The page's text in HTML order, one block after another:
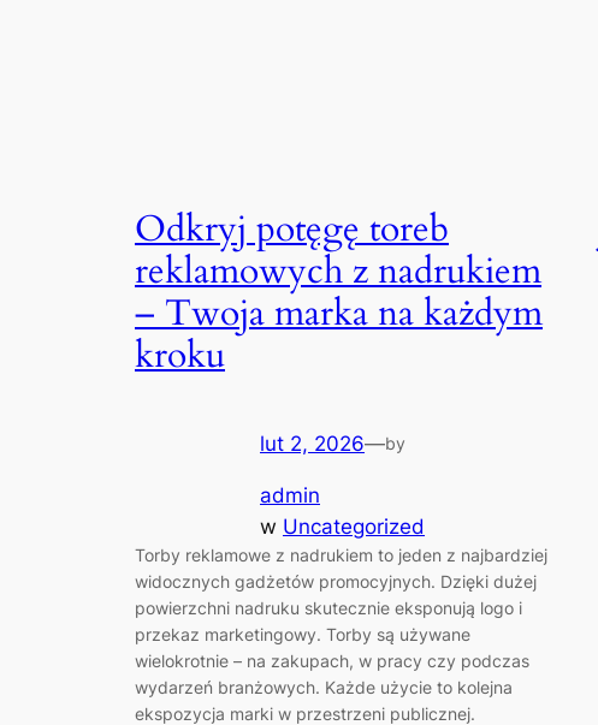
Odkryj potęgę toreb
reklamowych z nadrukiem
– Twoja marka na każdym
kroku
lut 2, 2026—by
admin
w Uncategorized
Torby reklamowe z nadrukiem to jeden z najbardziej
widocznych gadżetów promocyjnych. Dzięki dużej
powierzchni nadruku skutecznie eksponują logo i
przekaz marketingowy. Torby są używane
wielokrotnie – na zakupach, w pracy czy podczas
wydarzeń branżowych. Każde użycie to kolejna
ekspozycja marki w przestrzeni publicznej.